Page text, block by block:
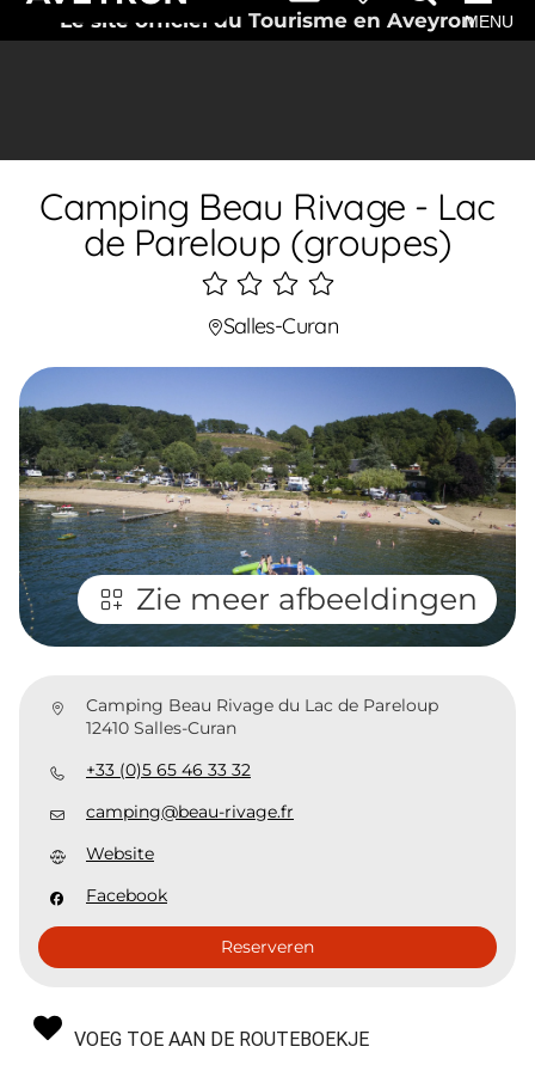
Le site officiel du Tourisme en AveyronMENU
Camping Beau Rivage - Lac
de Pareloup (groupes)
4
étoiles
Salles-Curan
Zie meer afbeeldingen
Camping Beau Rivage du Lac de Pareloup
12410 Salles-Curan
+33 (0)5 65 46 33 32
camping@beau-rivage.fr
Website
Facebook
Reserveren
VOEG TOE AAN DE ROUTEBOEKJE